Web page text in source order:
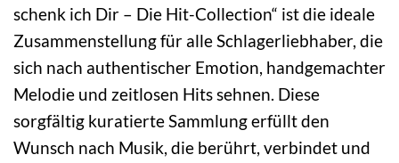
schenk ich Dir – Die Hit-Collection“ ist die ideale
Zusammenstellung für alle Schlagerliebhaber, die
sich nach authentischer Emotion, handgemachter
Melodie und zeitlosen Hits sehnen. Diese
sorgfältig kuratierte Sammlung erfüllt den
Wunsch nach Musik, die berührt, verbindet und